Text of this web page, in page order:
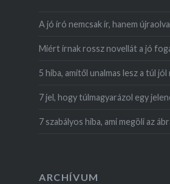
A jó író nemcsak ír, hanem
Miért írnak rossz novellát a jó
5 hiba, amitől unalmas lesz a túl
7 jel, hogy túlmagyarázol egy
7 szabályos hiba, ami megöli az
ARCHÍVUM